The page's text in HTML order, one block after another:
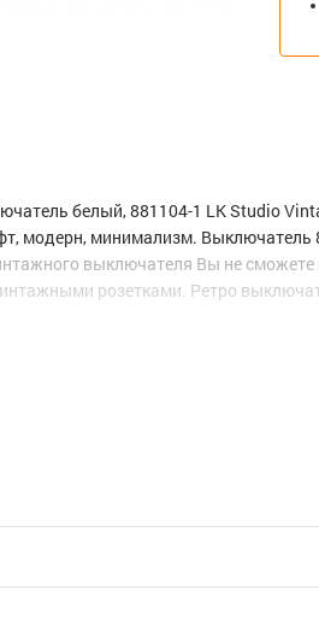
белый, 881104-1 LK Studio
модерн, минимализм.
выключателя Вы не
розетками. Ретро
представленных на сайте, могут